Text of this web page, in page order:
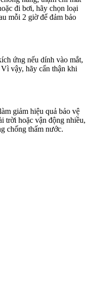
đi bơi, hãy chọn loại
mỗi 2 giờ để đảm bảo
ứng nếu dính vào mắt,
vậy, hãy cẩn thận khi
giảm hiệu quả bảo vệ
trời hoặc vận động nhiều,
chống thấm nước.